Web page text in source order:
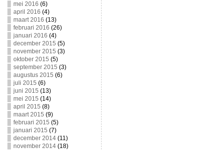
mei 2016 (6)
april 2016 (4)
maart 2016 (13)
februari 2016 (26)
januari 2016 (4)
december 2015 (5)
november 2015 (3)
oktober 2015 (5)
september 2015 (3)
augustus 2015 (6)
juli 2015 (6)
juni 2015 (13)
mei 2015 (14)
april 2015 (8)
maart 2015 (9)
februari 2015 (5)
januari 2015 (7)
december 2014(11)
november 2014(18)